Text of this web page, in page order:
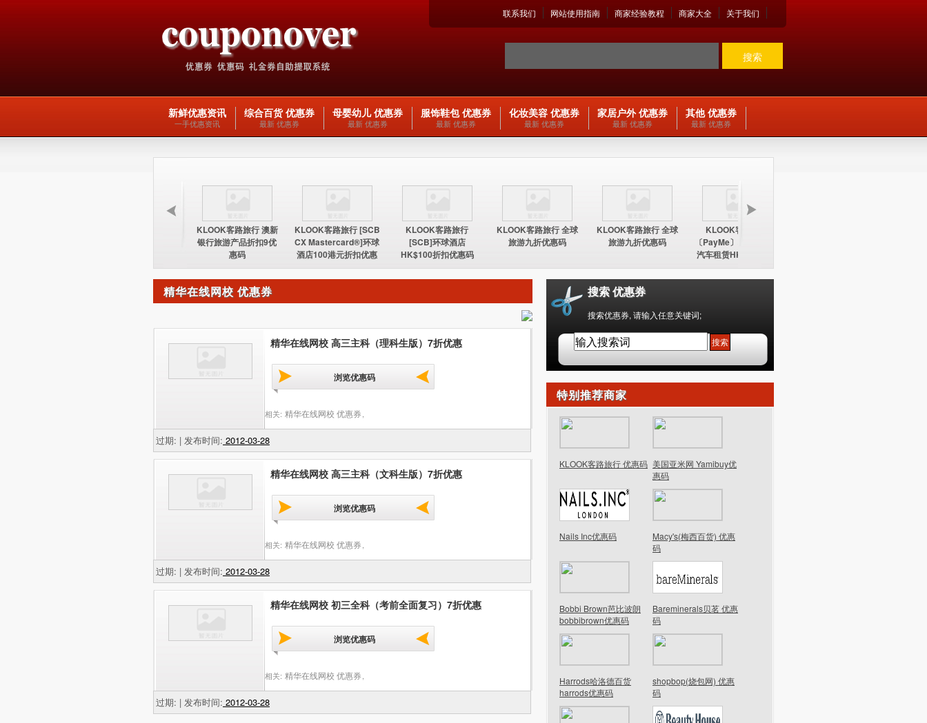
关于我们
商家大全
商家经验教程
网站使用指南
联系我们
搜索
新鲜优惠资讯
一手优惠资讯
综合百货 优惠券
最新 优惠券
母婴幼儿 优惠券
最新 优惠券
服饰鞋包 优惠券
最新 优惠券
化妆美容 优惠券
最新 优惠券
家居户外 优惠券
最新 优惠券
其他 优惠券
最新 优惠券
KLOOK客路旅行 澳新
银行旅游产品折扣9优
惠码
KLOOK客路旅行 [SCB
CX Mastercard®]环球
酒店100港元折扣优惠
码
KLOOK客路旅行
[SCB]环球酒店
HK$100折扣优惠码
KLOOK客路旅行 全球
旅游九折优惠码
KLOOK客路旅行 全球
旅游九折优惠码
KLOOK客路旅行
〔PayMe〕环球酒店及
汽车租赁HK$100折扣
优惠码
精华在线网校 优惠券
精华在线网校 高三主科（理科生版）7折优惠
浏览优惠码
相关: 精华在线网校 优惠券
过期: | 发布时间: 2012-03-28
精华在线网校 高三主科（文科生版）7折优惠
浏览优惠码
相关: 精华在线网校 优惠券
过期: | 发布时间: 2012-03-28
精华在线网校 初三全科（考前全面复习）7折优惠
浏览优惠码
相关: 精华在线网校 优惠券
过期: | 发布时间: 2012-03-28
搜索 优惠券
搜索优惠券, 请输入任意关键词;
特别推荐商家
KLOOK客路旅行 优惠码 美国亚米网 Yamibuy优
惠码
Nails Inc优惠码
Macy's(梅西百货) 优惠
码
Bobbi Brown芭比波朗
bobbibrown优惠码
Bareminerals贝茗 优惠
码
Harrods哈洛德百货
harrods优惠码
shopbop(烧包网) 优惠
码